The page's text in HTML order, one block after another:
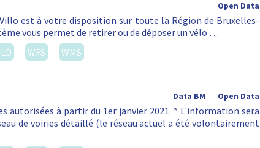
Open Data
est à votre disposition sur toute la Région de Bruxelles-
vous permet de retirer ou de déposer un vélo …
WFS WMS
Open Data
Data BM
autorisées à partir du 1er janvier 2021. * L'information sera
de voiries détaillé (le réseau actuel a été volontairement